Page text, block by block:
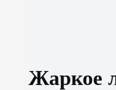
Жаркое